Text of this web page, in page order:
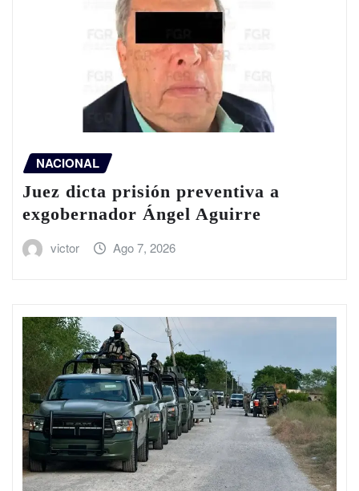
NACIONAL
Juez dicta prisión preventiva a
exgobernador Ángel Aguirre
victor Ago 7, 2026